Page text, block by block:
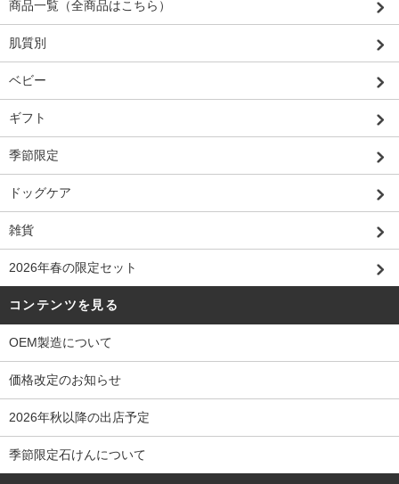
商品一覧（全商品はこちら）
肌質別
ベビー
ギフト
季節限定
ドッグケア
雑貨
2026年春の限定セット
コンテンツを見る
OEM製造について
価格改定のお知らせ
2026年秋以降の出店予定
季節限定石けんについて